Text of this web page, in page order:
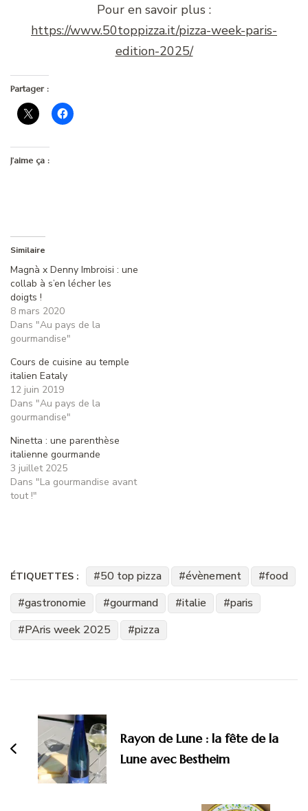
Pour en savoir plus :
https://www.50toppizza.it/pizza-week-paris-
edition-2025/
Partager :
J’aime ça :
Similaire
Magnà x Denny Imbroisi : une
collab à s’en lécher les
doigts !
8 mars 2020
Dans "Au pays de la
gourmandise"
Cours de cuisine au temple
italien Eataly
12 juin 2019
Dans "Au pays de la
gourmandise"
Ninetta : une parenthèse
italienne gourmande
3 juillet 2025
Dans "La gourmandise avant
tout !"
ÉTIQUETTES : 50 top pizza évènement
food
gastronomie
gourmand italie
paris
PAris week 2025
pizza
d'article
Rayon de Lune : la fête de la
Lune avec Bestheim